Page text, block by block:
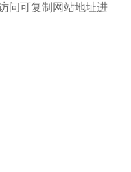
问可复制网站地址进